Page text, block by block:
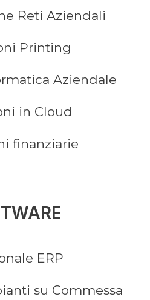
Reti Aziendali
Printing
Aziendale
in Cloud
finanziarie
ERP
su Commessa